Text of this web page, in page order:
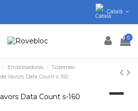
Català
0
Embolsadoras
Sistemes
llavors Data Count s-160